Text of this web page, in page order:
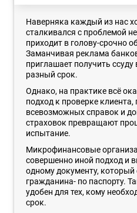
Наверняка каждый из нас
сталкивался с проблемой
приходит в голову-срочно
Заманчивая реклама
приглашает получить
разный срок.
Однако, на практике всё
подход к проверке клиента,
всевозможных справок и
страховок превращают
испытание.
Микрофинансовые
совершенно иной подход и
одному документу, который
гражданина- по паспорту.
удобен для тех, кому
срок.